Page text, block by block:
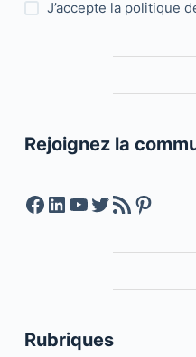
J’accepte la politique
Rejoignez la
Facebook
LinkedIn
YouTube
Twitter
Feed RSS
Rubriques